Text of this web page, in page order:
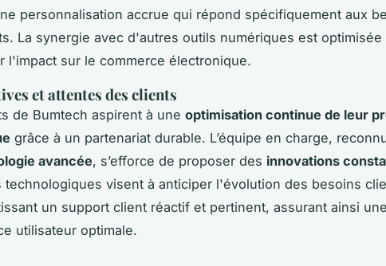
personnalisation accrue qui répond spécifiquement aux
La synergie avec d'autres outils numériques est optimisée
l'impact sur le commerce électronique.
et attentes des clients
de Bumtech aspirent à une optimisation continue de leur
grâce à un partenariat durable. L’équipe en charge,
avancée, s’efforce de proposer des innovations
technologiques visent à anticiper l'évolution des besoins
un support client réactif et pertinent, assurant ainsi une
utilisateur optimale.